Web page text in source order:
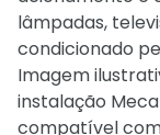
lâmpadas,
condicionado
Imagem
instalação
compatível